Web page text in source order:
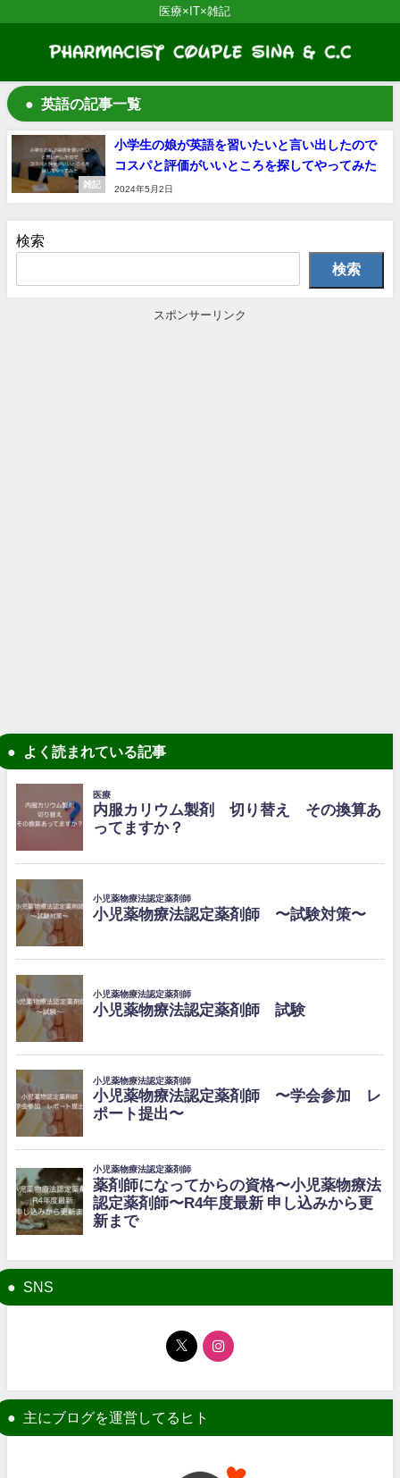
医療×IT×雑記
英語の記事一覧
雑記
小学生の娘が英語を習いたいと言い出したので
コスパと評価がいいところを探してやってみた
2024年5月2日
検索
検索
スポンサーリンク
よく読まれている記事
SNS
主にブログを運営してるヒト